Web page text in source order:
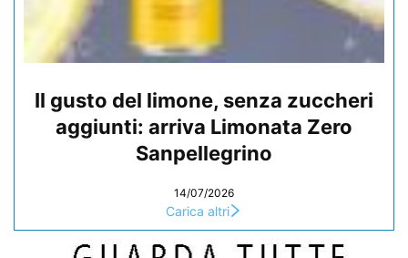
Il gusto del limone, senza zuccheri
aggiunti: arriva Limonata Zero
Sanpellegrino
14/07/2026
Carica altri